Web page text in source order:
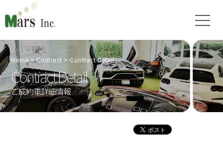
Home Contract Contract Detail
Contract Detail
ご成約車詳細情報